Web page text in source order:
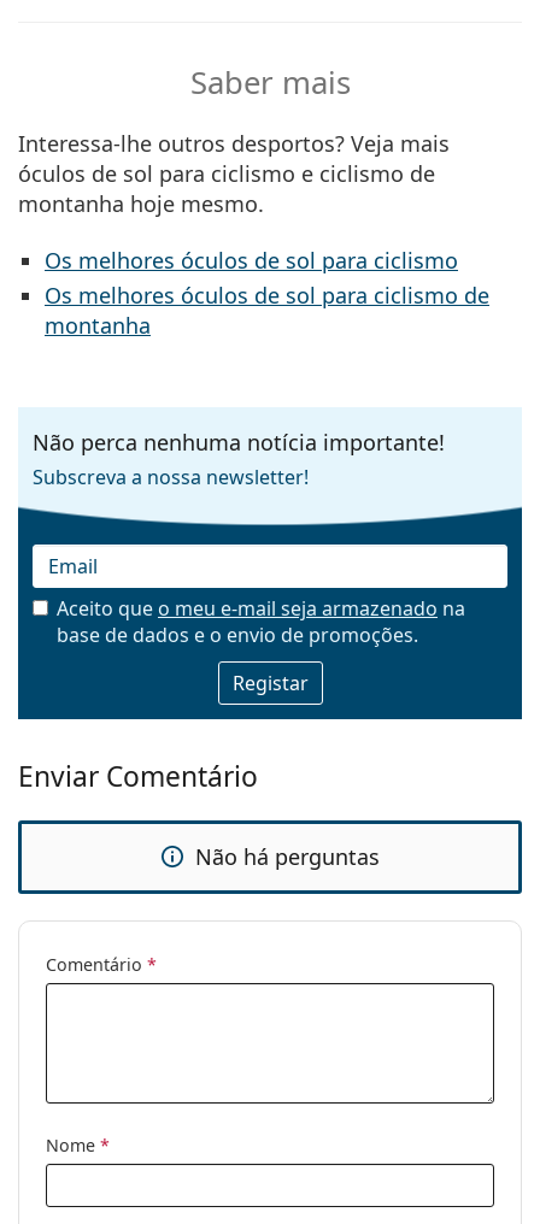
Saber mais
Interessa-lhe outros desportos? Veja mais
óculos de sol para ciclismo e ciclismo de
montanha hoje mesmo.
Os melhores óculos de sol para ciclismo
Os melhores óculos de sol para ciclismo de
montanha
Não perca nenhuma notícia importante!
Subscreva a nossa newsletter!
Email
Aceito queo meu e-mail seja armazenado na
base de dados e o envio de promoções.
Enviar Comentário
Não há perguntas
Comentário *
Nome *